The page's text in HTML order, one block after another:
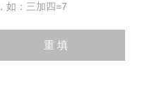
如：三加四=7